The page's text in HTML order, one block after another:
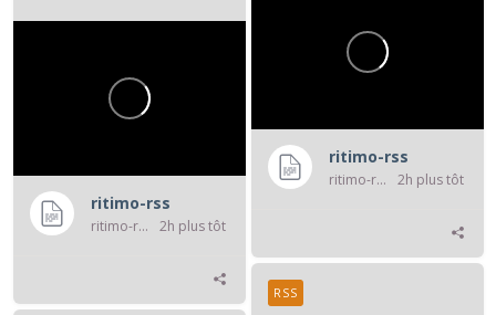
ritimo-rss
ritimo-rss 2h plus tôt
ritimo-rss
ritimo-rss 2h plus tôt
RSS